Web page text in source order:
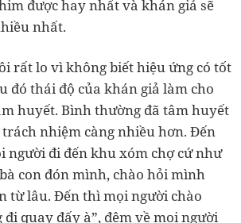
được hay nhất và khán giả sẽ
nhất.
rất lo vì không biết hiệu ứng có tốt
đó thái độ của khán giả làm cho
huyết. Bình thường đã tâm huyết
nhiệm càng nhiều hơn. Đến
người đi đến khu xóm chợ cứ như
con đón mình, chào hỏi mình
từ lâu. Đến thì mọi người chào
quay đấy à”, đêm về mọi người